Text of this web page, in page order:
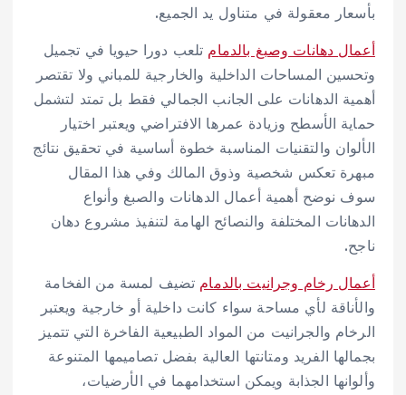
بأسعار معقولة في متناول يد الجميع.
أعمال دهانات وصبغ بالدمام تلعب دورا حيويا في تجميل
وتحسين المساحات الداخلية والخارجية للمباني ولا تقتصر
أهمية الدهانات على الجانب الجمالي فقط بل تمتد لتشمل
حماية الأسطح وزيادة عمرها الافتراضي ويعتبر اختيار
الألوان والتقنيات المناسبة خطوة أساسية في تحقيق نتائج
مبهرة تعكس شخصية وذوق المالك وفي هذا المقال
سوف نوضح أهمية أعمال الدهانات والصبغ وأنواع
الدهانات المختلفة والنصائح الهامة لتنفيذ مشروع دهان
ناجح.
أعمال رخام وجرانيت بالدمام تضيف لمسة من الفخامة
والأناقة لأي مساحة سواء كانت داخلية أو خارجية ويعتبر
الرخام والجرانيت من المواد الطبيعية الفاخرة التي تتميز
بجمالها الفريد ومتانتها العالية بفضل تصاميمها المتنوعة
وألوانها الجذابة ويمكن استخدامهما في الأرضيات،